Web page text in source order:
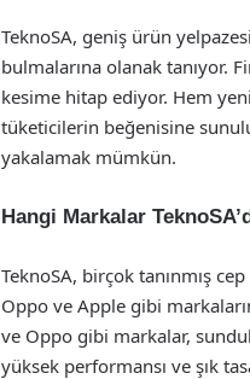
TeknoSA, geniş ürün
bulmalarına olanak tanıyor.
kesime hitap ediyor. Hem
tüketicilerin beğenisine
yakalamak mümkün.
Hangi Markalar
TeknoSA, birçok tanınmış
Oppo ve Apple gibi
ve Oppo gibi markalar,
yüksek performansı ve şık